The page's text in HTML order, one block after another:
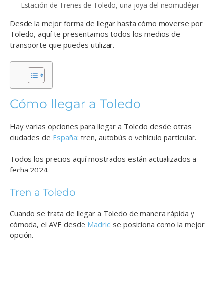
Estación de Trenes de Toledo, una joya del neomudéjar
Desde la mejor forma de llegar hasta cómo moverse por
Toledo, aquí te presentamos todos los medios de
transporte que puedes utilizar.
Cómo llegar a Toledo
Hay varias opciones para llegar a Toledo desde otras
ciudades de España: tren, autobús o vehículo particular.
Todos los precios aquí mostrados están actualizados a
fecha 2024.
Tren a Toledo
Cuando se trata de llegar a Toledo de manera rápida y
cómoda, el AVE desde Madrid se posiciona como la mejor
opción.